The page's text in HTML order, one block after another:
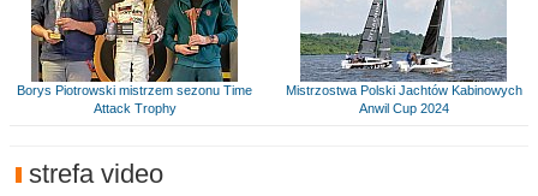
Borys Piotrowski mistrzem sezonu Time
Attack Trophy
Mistrzostwa Polski Jachtów Kabinowych
Anwil Cup 2024
strefa video